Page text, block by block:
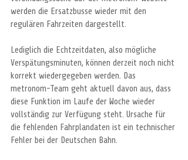
werden die Ersatzbusse wieder mit den
regulären Fahrzeiten dargestellt.
Lediglich die Echtzeitdaten, also mögliche
Verspätungsminuten, können derzeit noch nicht
korrekt wiedergegeben werden. Das
metronom-Team geht aktuell davon aus, dass
diese Funktion im Laufe der Woche wieder
vollständig zur Verfügung steht. Ursache für
die fehlenden Fahrplandaten ist ein technischer
Fehler bei der Deutschen Bahn.